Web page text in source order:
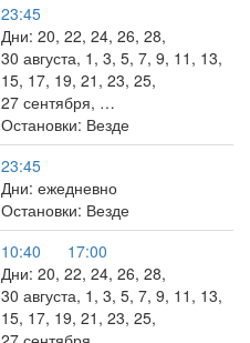
23:45
Дни: 20, 22, 24, 26, 28,
30 августа, 1, 3, 5, 7, 9, 11, 13,
15, 17, 19, 21, 23, 25,
27 сентября, …
Остановки: Везде
23:45
Дни: ежедневно
Остановки: Везде
10:40
17:00
Дни: 20, 22, 24, 26, 28,
30 августа, 1, 3, 5, 7, 9, 11, 13,
15, 17, 19, 21, 23, 25,